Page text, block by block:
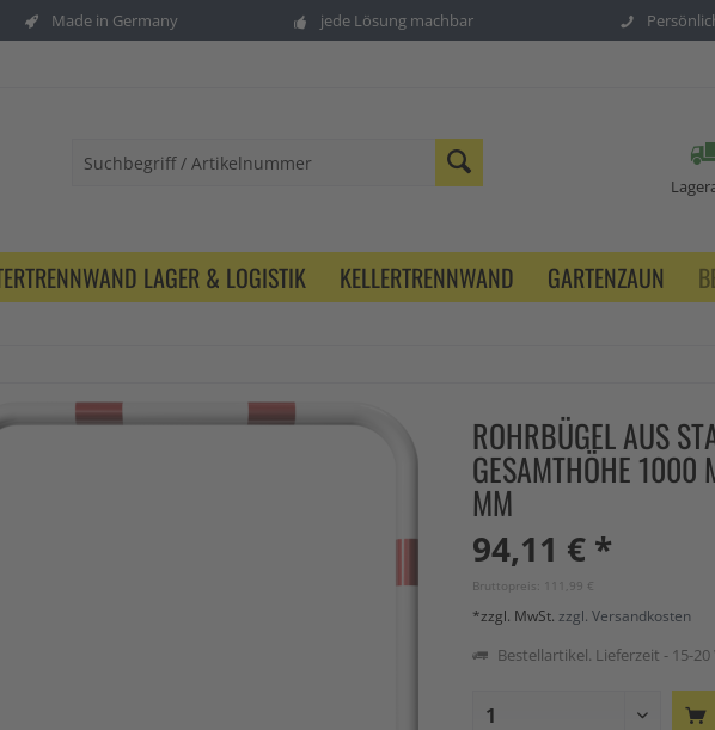
Made in Germany jede Lösung machbar
LAGER & LOGISTIK KELLERTRENNWAND GARTENZAUN
ROHRBÜGEL AUS
GESAMTHÖHE 1000
MM
94,11 € *
Bruttopreis: 111,99 €
*zzgl. MwSt. zzgl. Versandkosten
Bestellartikel. Lieferzeit - 15-